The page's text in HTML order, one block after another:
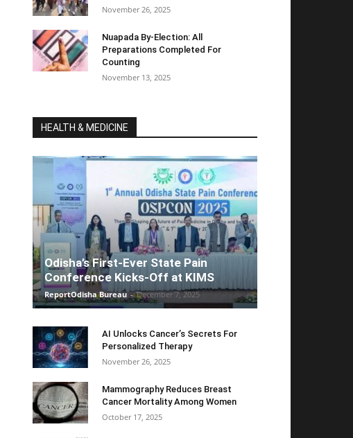
November 26, 2025
Nuapada By-Election: All
Preparations Completed For
Counting
November 13, 2025
HEALTH & MEDICINE
Odisha’s First-Ever State Pain
Conference Kicks-Off at KIMS
ReportOdisha Bureau - December 7, 2025
AI Unlocks Cancer’s Secrets For
Personalized Therapy
November 26, 2025
Mammography Reduces Breast
Cancer Mortality Among Women
October 17, 2025